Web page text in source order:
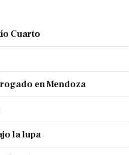
Cuarto
en Mendoza
la lupa